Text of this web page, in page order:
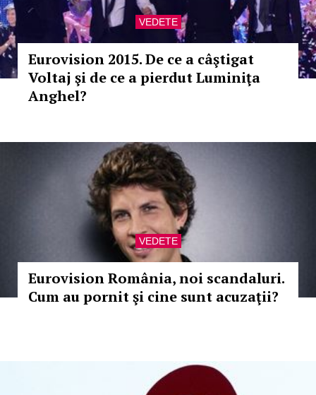
VEDETE
Eurovision 2015. De ce a câştigat
Voltaj şi de ce a pierdut Luminiţa
Anghel?
VEDETE
Eurovision România, noi scandaluri.
Cum au pornit şi cine sunt acuzaţii?